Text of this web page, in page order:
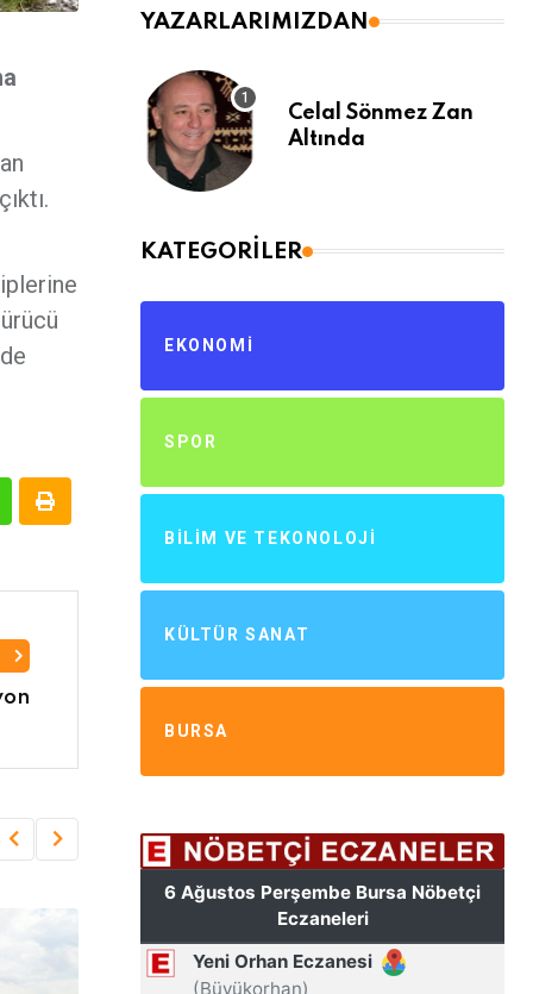
YAZARLARIMIZDAN
Celal Sönmez Zan
Altında
KATEGORILER
EKONOMI
SPOR
BILIM VE TEKONOLOJI
KÜLTÜR SANAT
BURSA